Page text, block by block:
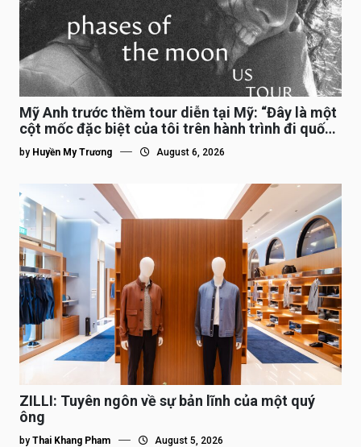
Mỹ Anh trước thềm tour diễn tại Mỹ: “Đây là một
cột mốc đặc biệt của tôi trên hành trình đi quốc
tế”
by Huyền My Trương August 6, 2026
ZILLI: Tuyên ngôn về sự bản lĩnh của một quý
ông
by Thai Khang Pham August 5, 2026